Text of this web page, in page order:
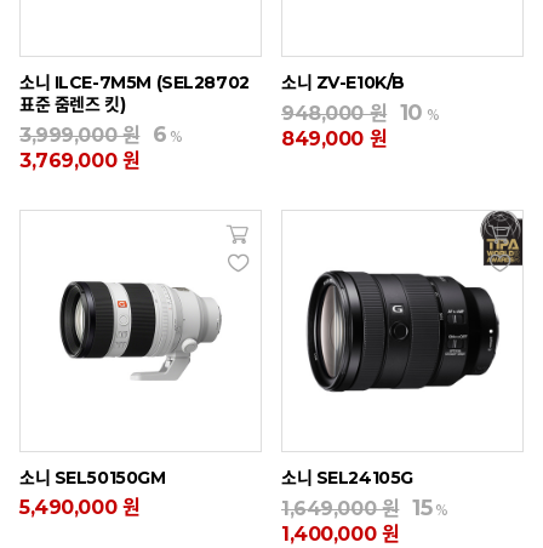
소니 ILCE-7M5M (SEL28702
표준 줌렌즈 킷)
3,999,000 원 6 %
3,769,000 원
소니 ZV-E10K/B
948,000 원 10 %
849,000 원
소니 SEL50150GM
5,490,000 원
소니 SEL24105G
1,649,000 원 15%
1,400,000 원